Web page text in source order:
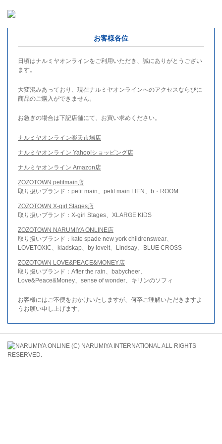
お客様各位
日頃はナルミヤオンラインをご利用いただき、誠にありがとうござい
ます。
大変混みあっており、現在ナルミヤオンラインへのアクセスならびに
商品のご購入ができません。
お急ぎの場合は下記店舗にて、お買い求めください。
ナルミヤオンライン楽天市場店
ナルミヤオンライン Yahoo!ショッピング店
ナルミヤオンライン Amazon店
ZOZOTOWN petitmain店
取り扱いブランド：petit main、petit main LIEN、b・ROOM
ZOZOTOWN X-girl Stages店
取り扱いブランド：X-girl Stages、XLARGE KIDS
ZOZOTOWN NARUMIYA ONLINE店
取り扱いブランド：kate spade new york childrenswear、
LOVETOXIC、kladskap、by loveit、Lindsay、BLUE CROSS
ZOZOTOWN LOVE&PEACE&MONEY店
取り扱いブランド：After the rain、babycheer、
Love&Peace&Money、sense of wonder、キリンのソフィ
お客様にはご不便をおかけいたしますが、何卒ご理解いただきますよ
うお願い申し上げます。